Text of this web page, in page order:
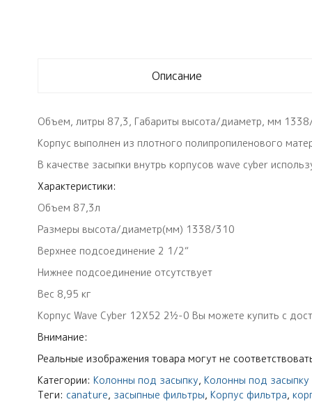
Описание
Объем, литры 87,3, Габариты высота/диаметр, мм
Корпус выполнен из плотного полипропиленового
В качестве засыпки внутрь корпусов wave cyber
Характеристики:
Объем 87,3л
Размеры высота/диаметр(мм) 1338/310
Верхнее подсоединение 2 1/2“
Нижнее подсоединение отсутствует
Вес 8,95 кг
Корпус Wave Cyber 12X52 2½-0 Вы можете купить с
Внимание:
Реальные изображения товара могут не
Категории: Колонны под засыпку, Колонны под засыпку
Теги: canature, засыпные фильтры, Корпус фильтра,